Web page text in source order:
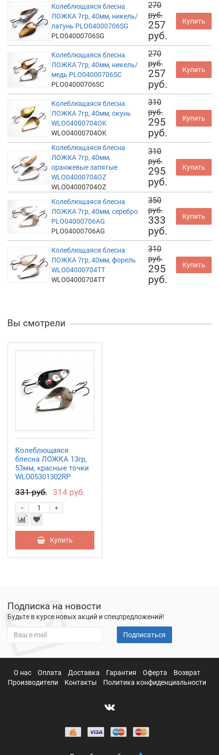
Колеблющаяся блесна
ЛОЖКА 7гр, 40мм, никель/
латунь PLO04000706SG
PLO04000706SG
270
руб.
257
руб.
Купить
Колеблющаяся блесна
ЛОЖКА 7гр, 40мм, никель/
медь PLO04000706SC
PLO04000706SC
270
руб.
257
руб.
Купить
Колеблющаяся блесна
ЛОЖКА 7гр, 40мм, окунь
WLO04000704OK
WLO04000704OK
310
руб.
295
руб.
Купить
Колеблющаяся блесна
ЛОЖКА 7гр, 40мм,
оранжевые запятые
WLO04000704OZ
WLO04000704OZ
310
руб.
295
руб.
Купить
Колеблющаяся блесна
ЛОЖКА 7гр, 40мм, серебро
PLO04000706AG
PLO04000706AG
350
руб.
333
руб.
Купить
Колеблющаяся блесна
ЛОЖКА 7гр, 40мм, форель
WLO04000704TT
WLO04000704TT
310
руб.
295
руб.
Купить
Вы смотрели
Колеблющаяся
блесна ЛОЖКА 13гр,
53мм, красные точки
WLO05301302RP
331 руб. 314 руб.
+
-
Купить
Подписка на новости
Будьте в курсе новых акций и спецпредложений!
Подписаться
О нас Оплата Доставка Гарантия Оферта
Возврат
Производители
Контакты Политика конфиденциальности